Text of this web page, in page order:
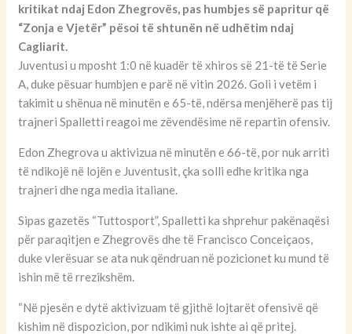
kritikat ndaj Edon Zhegrovës, pas humbjes së papritur që
“Zonja e Vjetër” pësoi të shtunën në udhëtim ndaj
Cagliarit.
Juventusi u mposht 1:0 në kuadër të xhiros së 21-të të Serie
A, duke pësuar humbjen e parë në vitin 2026. Goli i vetëm i
takimit u shënua në minutën e 65-të, ndërsa menjëherë pas tij
trajneri Spalletti reagoi me zëvendësime në repartin ofensiv.
Edon Zhegrova u aktivizua në minutën e 66-të, por nuk arriti
të ndikojë në lojën e Juventusit, çka solli edhe kritika nga
trajneri dhe nga media italiane.
Sipas gazetës “Tuttosport”, Spalletti ka shprehur pakënaqësi
për paraqitjen e Zhegrovës dhe të Francisco Conceiçaos,
duke vlerësuar se ata nuk qëndruan në pozicionet ku mund të
ishin më të rrezikshëm.
“Në pjesën e dytë aktivizuam të gjithë lojtarët ofensivë që
kishim në dispozicion, por ndikimi nuk ishte ai që pritej.